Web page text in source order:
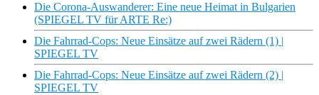
Die Corona-Auswanderer: Eine neue Heimat in Bulgarien
(SPIEGEL TV für ARTE Re:)
Die Fahrrad-Cops: Neue Einsätze auf zwei Rädern (1) |
SPIEGEL TV
Die Fahrrad-Cops: Neue Einsätze auf zwei Rädern (2) |
SPIEGEL TV